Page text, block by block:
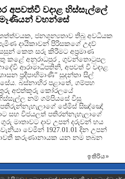
අපවත්වී වදාළ හිස්සැල්ලේ
වහන්සේ
ජනශූන්‍යතාව තිබූ අවධියක
දායිකාවන් පිරිසකගේ උදව්
කෙත සරු කිරීමට අප්‍රමාණ
කළේ අනුරාධපුර , ගුවන්තොටුපල
ආරාමාධිපතිනි, අපවත් වී වදාළ
ප්‍රදීපාභිමාණී” සුදන්තා සිල්
බස්නාහිර පළාතේ, ගම්පහ
අළුත්කූරු කෝරලයේ
නම් ගම්පියසේ විසූ
ජේමිස් සිඤ්ඤෝ
සහ විජයලත් පතිරන්නැහැලාගේ
මාතාවට දාව උපන් දරුවන් හය
වෙමින් 1927.01.01 දින උපන්
කරුණානායක යන නම තබන
ඉතිරිය»